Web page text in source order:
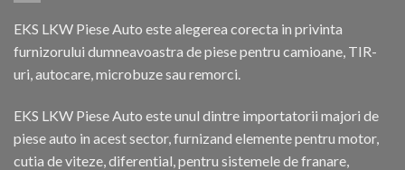
EKS LKW Piese Auto este alegerea corecta in privinta
furnizorului dumneavoastra de piese pentru camioane, TIR-
uri, autocare, microbuze sau remorci.
EKS LKW Piese Auto este unul dintre importatorii majori de
piese auto in acest sector, furnizand elemente pentru motor,
cutia de viteze, diferential, pentru sistemele de franare,